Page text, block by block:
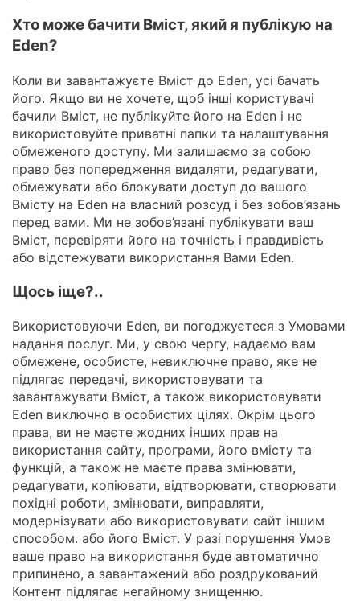
Хто може бачити Вміст, який я публікую на
Eden?
Коли ви завантажуєте Вміст до Eden, усі бачать
його. Якщо ви не хочете, щоб інші користувачі
бачили Вміст, не публікуйте його на Eden і не
використовуйте приватні папки та налаштування
обмеженого доступу. Ми залишаємо за собою
право без попередження видаляти, редагувати,
обмежувати або блокувати доступ до вашого
Вмісту на Eden на власний розсуд і без зобов’язань
перед вами. Ми не зобов’язані публікувати ваш
Вміст, перевіряти його на точність і правдивість
або відстежувати використання Вами Eden.
Щось іще?..
Використовуючи Eden, ви погоджуєтеся з Умовами
надання послуг. Ми, у свою чергу, надаємо вам
обмежене, особисте, невиключне право, яке не
підлягає передачі, використовувати та
завантажувати Вміст, а також використовувати
Eden виключно в особистих цілях. Окрім цього
права, ви не маєте жодних інших прав на
використання сайту, програми, його вмісту та
функцій, а також не маєте права змінювати,
редагувати, копіювати, відтворювати, створювати
похідні роботи, змінювати, виправляти,
модернізувати або використовувати сайт іншим
способом. або його Вміст. У разі порушення Умов
ваше право на використання буде автоматично
припинено, а завантажений або роздрукований
Контент підлягає негайному знищенню.